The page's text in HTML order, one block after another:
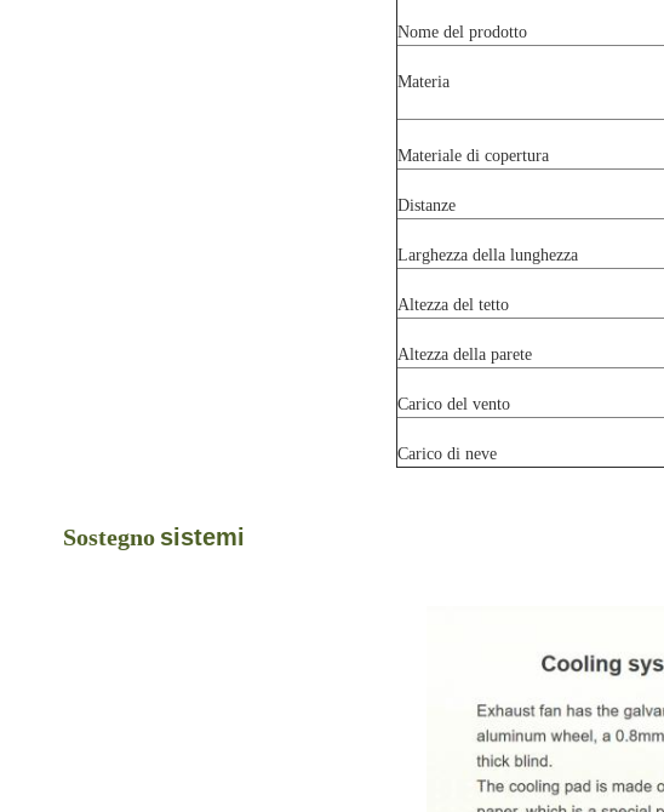
Nome del prodotto
Materia
Materiale di copertura
Distanze
Larghezza della lunghezza
Altezza del tetto
Altezza della parete
Carico del vento
Carico di neve
Sostegno sistemi